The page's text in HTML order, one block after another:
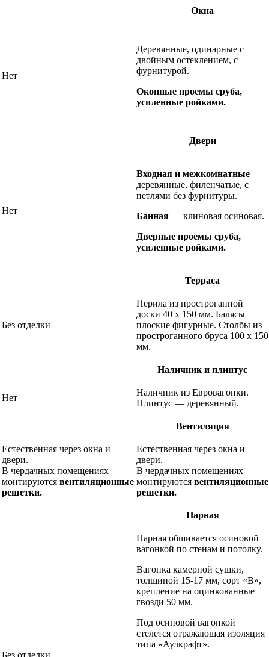
Окна
Нет
Деревянные, одинарные с
двойным остеклением, с
фурнитурой.
Оконные проемы сруба,
усиленные ройками.
Двери
Нет
Входная и межкомнатные —
деревянные, филенчатые, с
петлями без фурнитуры.
Банная — клиновая осиновая.
Дверные проемы сруба,
усиленные ройками.
Терраса
Без отделки
Перила из простроганной
доски 40 х 150 мм. Балясы
плоские фигурные. Столбы из
простроганного бруса 100 х 150
мм.
Наличник и плинтус
Нет
Наличник из Евровагонки.
Плинтус — деревянный.
Вентиляция
Естественная через окна и
двери.
В чердачных помещениях
монтируются вентиляционные
решетки.
Естественная через окна и
двери.
В чердачных помещениях
монтируются вентиляционные
решетки.
Парная
Парная обшивается осиновой
вагонкой по стенам и потолку.
Вагонка камерной сушки,
толщиной 15-17 мм, сорт «В»,
крепление на оцинкованные
гвозди 50 мм.
Под осиновой вагонкой
стелется отражающая изоляция
типа «Аулкрафт».